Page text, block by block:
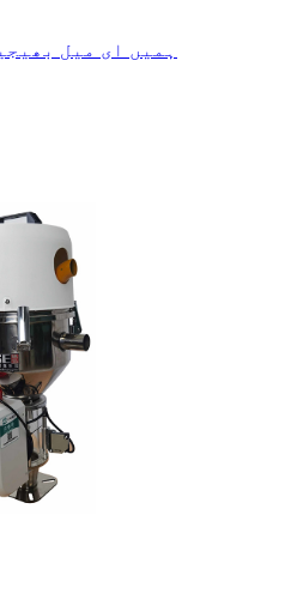
ہمیں ای میل